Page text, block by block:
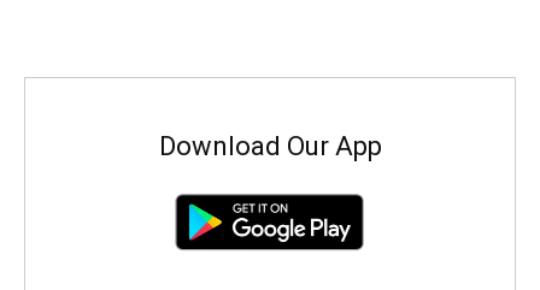
Download Our App